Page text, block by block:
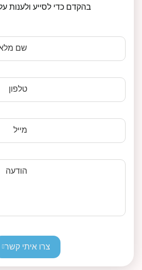
בהקדם כדי לסייע ולענות על
שם מלא
טלפון
מייל
הודעה
צרו איתי קשר